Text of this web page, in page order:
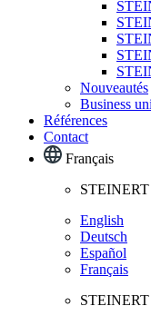
Nouveautés
Business
Références
Contact
Français
STEINERT
English
Deutsch
Español
Français